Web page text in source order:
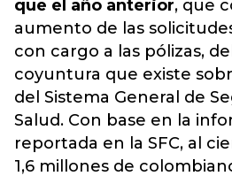
que el año anterior, que
aumento de las
con cargo a las pólizas,
coyuntura que existe
del Sistema General de
Salud. Con base en la
reportada en la SFC, al
1,6 millones de